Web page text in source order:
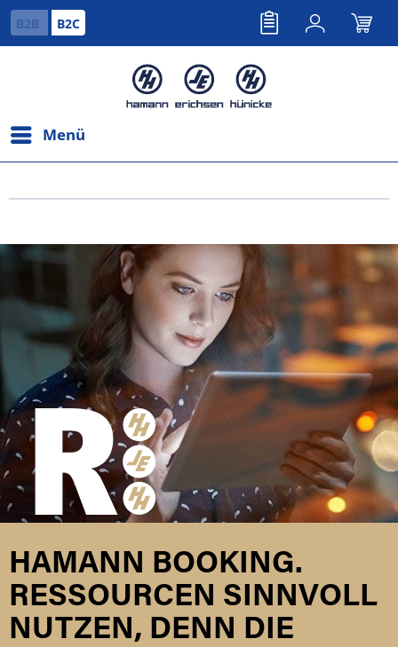
B2B B2C
Menü
HAMANN BOOKING.
RESSOURCEN SINNVOLL
NUTZEN, DENN DIE